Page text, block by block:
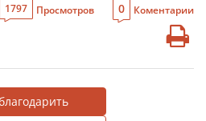
1797 Просмотров 0 Коментарии